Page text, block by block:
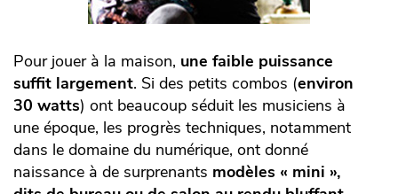
Pour jouer à la maison, une faible puissance
suffit largement. Si des petits combos (environ
30 watts) ont beaucoup séduit les musiciens à
une époque, les progrès techniques, notamment
dans le domaine du numérique, ont donné
naissance à de surprenants modèles « mini »,